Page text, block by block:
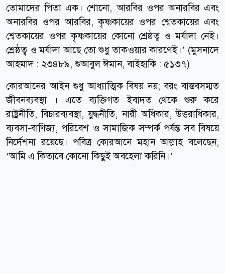
তোমাদের পিতা এক। শোনো, আরবির ওপর অনারবির এবং
অনারবির ওপর আরবির, কৃষ্ণকায়ের ওপর শ্বেতকায়ের এবং
শ্বেতকায়ের ওপর কৃষ্ণকায়ের কোনো শ্রেষ্ঠত্ব ও মর্যাদা নেই।
শ্রেষ্ঠত্ব ও মর্যাদা আছে তো শুধু তাকওয়ার কারণেই।’ (মুসনাদে
আহমাদ : ২৩৪৮৯, শুআবুল ঈমান, বাইহাকি : ৫১৩৭)
কোরআনের আইন শুধু আধ্যাত্মিক বিষয় নয়; বরং বাস্তবসম্মত
জীবনব্যবস্থা । এতে ব্যক্তিগত ইবাদত থেকে শুরু করে
রাষ্ট্রনীতি, বিচারব্যবস্থা, যুদ্ধনীতি, নারী অধিকার, উত্তরাধিকার,
ব্যবসা-বাণিজ্য, পরিবেশ ও সামাজিক সম্পর্ক পর্যন্ত সব বিষয়ে
নির্দেশনা রয়েছে। পবিত্র কোরআনে মহান আল্লাহ বলেছেন,
‘আমি এ কিতাবে কোনো কিছুই অবহেলা করিনি।’